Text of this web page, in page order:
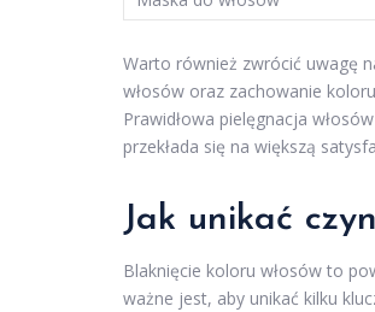
Warto również zwrócić uwagę
włosów oraz zachowanie
Prawidłowa pielęgnacja
przekłada się na większą
Jak unikać
Blaknięcie koloru włosów to
ważne jest, aby unikać kilku